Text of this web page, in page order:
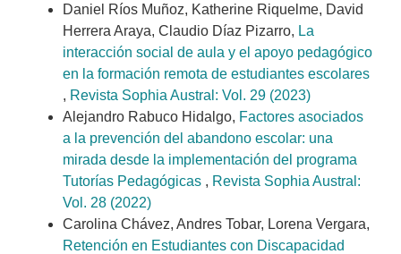
Daniel Ríos Muñoz, Katherine Riquelme, David
Herrera Araya, Claudio Díaz Pizarro, La
interacción social de aula y el apoyo pedagógico
en la formación remota de estudiantes escolares
, Revista Sophia Austral: Vol. 29 (2023)
Alejandro Rabuco Hidalgo, Factores asociados
a la prevención del abandono escolar: una
mirada desde la implementación del programa
Tutorías Pedagógicas , Revista Sophia Austral:
Vol. 28 (2022)
Carolina Chávez, Andres Tobar, Lorena Vergara,
Retención en Estudiantes con Discapacidad